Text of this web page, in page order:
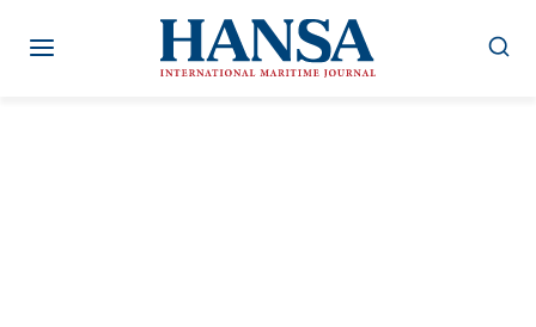
Inhalt